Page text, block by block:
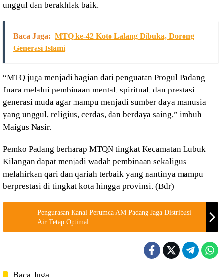
unggul dan berakhlak baik.
Baca Juga: MTQ ke-42 Koto Lalang Dibuka, Dorong
Generasi Islami
“MTQ juga menjadi bagian dari penguatan Progul Padang
Juara melalui pembinaan mental, spiritual, dan prestasi
generasi muda agar mampu menjadi sumber daya manusia
yang unggul, religius, cerdas, dan berdaya saing,” imbuh
Maigus Nasir.
Pemko Padang berharap MTQN tingkat Kecamatan Lubuk
Kilangan dapat menjadi wadah pembinaan sekaligus
melahirkan qari dan qariah terbaik yang nantinya mampu
berprestasi di tingkat kota hingga provinsi. (Bdr)
Pengurasan Kanal Perumda AM Padang Jaga Distribusi
Air Tetap Optimal
Baca Juga